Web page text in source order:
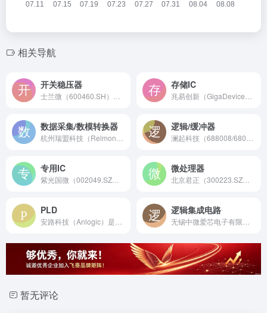
相关导航
开关稳压器 存储IC
数据采集/数模转换器 逻辑/缓冲器
专用IC 微处理器
PLD 逻辑集成电路
暂无评论